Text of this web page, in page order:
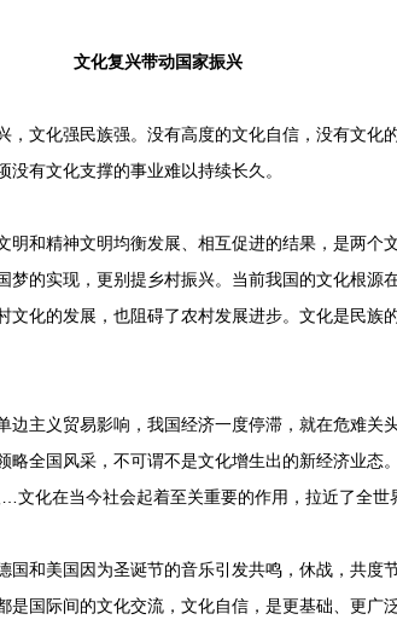
文化复兴带动国家振兴
文化强民族强。没有高度的文化自信，没有文化
有文化支撑的事业难以持续长久。
和精神文明均衡发展、相互促进的结果，是两个
的实现，更别提乡村振兴。当前我国的文化根源
文化的发展，也阻碍了农村发展进步。文化是民族
主义贸易影响，我国经济一度停滞，就在危难关
全国风采，不可谓不是文化增生出的新经济业态
化在当今社会起着至关重要的作用，拉近了全世
和美国因为圣诞节的音乐引发共鸣，休战，共度
国际间的文化交流，文化自信，是更基础、更广